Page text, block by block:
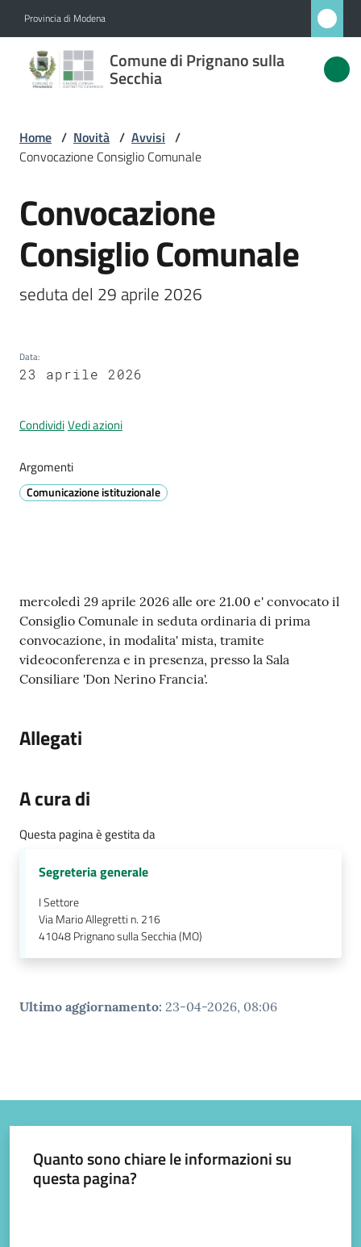
Provincia di Modena
Comune di Prignano sulla
Secchia
Comune
di
sulla
Secchia
Amministrazione
Novità
Menu selezionato
Vivere
Prignano
t
a
z
i
o
e
a
p
u
n
t
Street
Home / Novità / Avvisi /
Convocazione Consiglio Comunale
Salta al contenuto
Convocazione
Consiglio Comunale
seduta del 29 aprile 2026
Data:
23 aprile 2026
CondividiVedi azioni
Argomenti
Comunicazione istituzionale
Contenuto
mercoledì 29 aprile 2026 alle ore 21.00 e' convocato il
Consiglio Comunale in seduta ordinaria di prima
convocazione, in modalita' mista, tramite
videoconferenza e in presenza, presso la Sala
Consiliare 'Don Nerino Francia'.
Allegati
A cura di
Questa pagina è gestita da
Segreteria generale
I Settore
Via Mario Allegretti n. 216
41048Prignano sulla Secchia (MO)
Ultimo aggiornamento: 23-04-2026, 08:06
Quanto sono chiare le informazioni su
questa pagina?